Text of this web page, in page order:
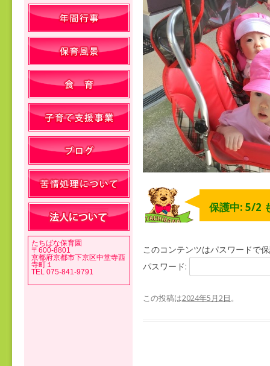
保護中: 5/2
このコンテンツはパスワードで
パスワード:
この投稿は2024年5月2日。
たちばな保育園
〒600-8801
京都府京都市下京区中堂寺西
寺町１
TEL 075-841-9791